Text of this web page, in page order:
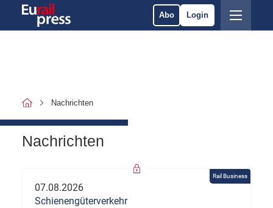
Abo Login
Nachrichten
Nachrichten
Rail Business
07.08.2026
Schienengüterverkehr